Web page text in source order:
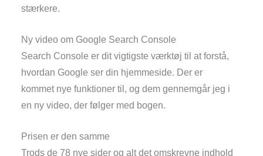
stærkere.
Ny video om Google Search Console
Search Console er dit vigtigste værktøj til at forstå,
hvordan Google ser din hjemmeside. Der er
kommet nye funktioner til, og dem gennemgår jeg i
en ny video, der følger med bogen.
Prisen er den samme
Trods de 78 nye sider og alt det omskrevne indhold